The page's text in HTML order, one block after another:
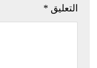
التعليق *